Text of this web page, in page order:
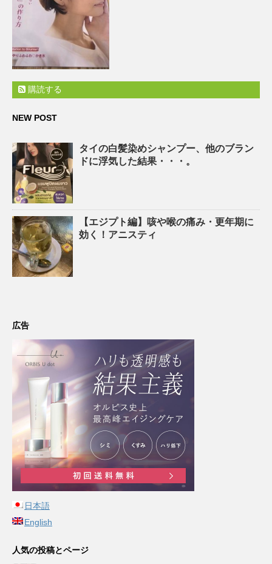
購読する
NEW POST
タイの白髪染めシャンプー、他のブラン
ドに浮気した結果・・・。
【エジプト編】咳や喉の痛み・更年期に
効く！アニスティ
広告
日本語
English
人気の投稿とページ